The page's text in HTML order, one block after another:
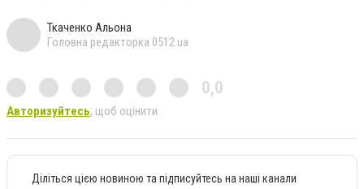
Ткаченко Альона
Головна редакторка 0512.ua
0,0
Авторизуйтесь, щоб оцінити
Діліться цією новиною та підписуйтесь на наші канали